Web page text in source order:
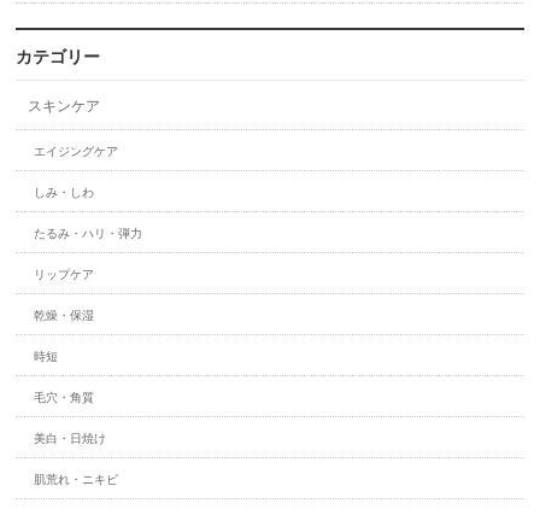
カテゴリー
スキンケア
エイジングケア
しみ・しわ
たるみ・ハリ・弾力
リップケア
乾燥・保湿
時短
毛穴・角質
美白・日焼け
肌荒れ・ニキビ